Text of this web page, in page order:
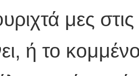
μες
ή το